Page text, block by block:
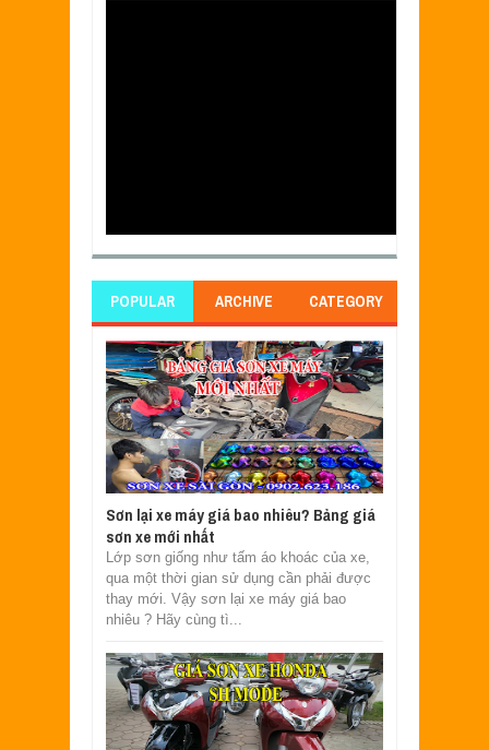
POPULAR ARCHIVE CATEGORY
Sơn lại xe máy giá bao nhiêu? Bảng giá
sơn xe mới nhất
Lớp sơn giống như tấm áo khoác của xe,
qua một thời gian sử dụng cần phải được
thay mới. Vậy sơn lại xe máy giá bao
nhiêu ? Hãy cùng tì...